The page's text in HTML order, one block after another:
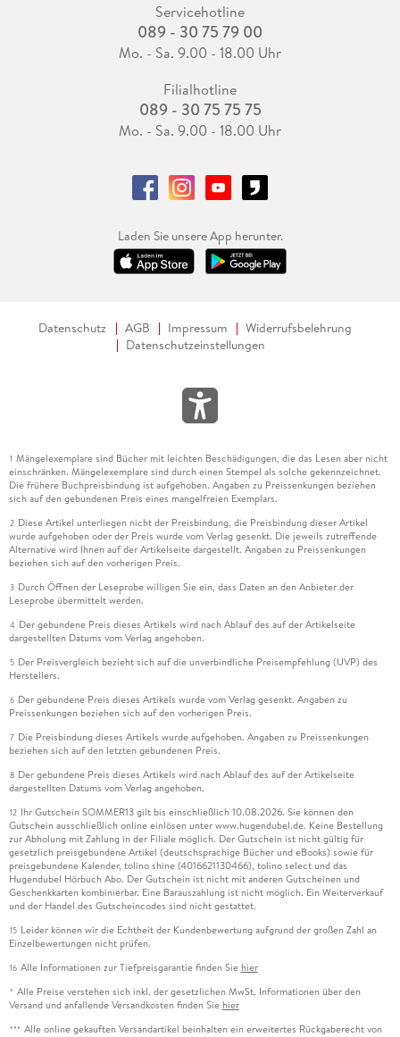
Servicehotline
089 - 30 75 79 00
Mo. - Sa. 9.00 - 18.00 Uhr
Filialhotline
089 - 30 75 75 75
Mo. - Sa. 9.00 - 18.00 Uhr
Laden Sie unsere App herunter.
Datenschutz AGB Impressum
Widerrufsbelehrung
Datenschutzeinstellungen
1 Mängelexemplare sind Bücher mit leichten Beschädigungen, die das Lesen aber nicht
einschränken. Mängelexemplare sind durch einen Stempel als solche gekennzeichnet.
Die frühere Buchpreisbindung ist aufgehoben. Angaben zu Preissenkungen beziehen
sich auf den gebundenen Preis eines mangelfreien Exemplars.
2 Diese Artikel unterliegen nicht der Preisbindung, die Preisbindung dieser Artikel
wurde aufgehoben oder der Preis wurde vom Verlag gesenkt. Die jeweils zutreffende
Alternative wird Ihnen auf der Artikelseite dargestellt. Angaben zu Preissenkungen
beziehen sich auf den vorherigen Preis.
3 Durch Öffnen der Leseprobe willigen Sie ein, dass Daten an den Anbieter der
Leseprobe übermittelt werden.
4 Der gebundene Preis dieses Artikels wird nach Ablauf des auf der Artikelseite
dargestellten Datums vom Verlag angehoben.
5 Der Preisvergleich bezieht sich auf die unverbindliche Preisempfehlung (UVP) des
Herstellers.
6 Der gebundene Preis dieses Artikels wurde vom Verlag gesenkt. Angaben zu
Preissenkungen beziehen sich auf den vorherigen Preis.
7 Die Preisbindung dieses Artikels wurde aufgehoben. Angaben zu Preissenkungen
beziehen sich auf den letzten gebundenen Preis.
8 Der gebundene Preis dieses Artikels wird nach Ablauf des auf der Artikelseite
dargestellten Datums vom Verlag angehoben.
12 Ihr Gutschein SOMMER13 gilt bis einschließlich 10.08.2026. Sie können den
Gutschein ausschließlich online einlösen unter www.hugendubel.de. Keine Bestellung
zur Abholung mit Zahlung in der Filiale möglich. Der Gutschein ist nicht gültig für
gesetzlich preisgebundene Artikel (deutschsprachige Bücher und eBooks) sowie für
preisgebundene Kalender, tolino shine (4016621130466), tolino select und das
Hugendubel Hörbuch Abo. Der Gutschein ist nicht mit anderen Gutscheinen und
Geschenkkarten kombinierbar. Eine Barauszahlung ist nicht möglich. Ein Weiterverkauf
und der Handel des Gutscheincodes sind nicht gestattet.
15 Leider können wir die Echtheit der Kundenbewertung aufgrund der großen Zahl an
Einzelbewertungen nicht prüfen.
16 Alle Informationen zur Tiefpreisgarantie finden Sie hier
* Alle Preise verstehen sich inkl. der gesetzlichen MwSt. Informationen über den
Versand und anfallende Versandkosten finden Sie hier
*** Alle online gekauften Versandartikel beinhalten ein erweitertes Rückgaberecht von